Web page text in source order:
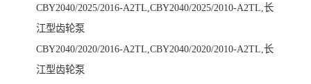
CBY2040/2025/2016-A2TL,CBY2040/2025/2010-A2TL,长
江型齿轮泵
CBY2040/2020/2016-A2TL,CBY2040/2020/2010-A2TL,长
江型齿轮泵